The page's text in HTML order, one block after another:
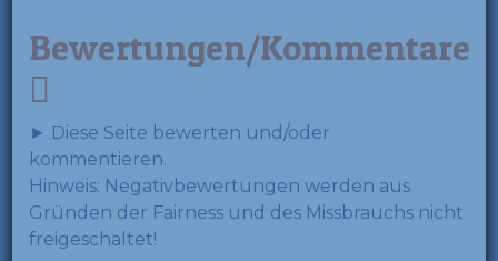
Bewertungen/Kommentare
► Diese Seite bewerten und/oder
kommentieren.
Hinweis: Negativbewertungen werden aus
Gründen der Fairness und des Missbrauchs nicht
freigeschaltet!